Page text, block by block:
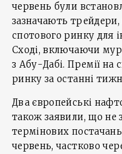
червень були
зазначають
спотового ринку для
Сході, включаючи
з Абу-Дабі. Премії на
ринку за останні
Два європейські
також заявили, що не
термінових постачань
червень, частково